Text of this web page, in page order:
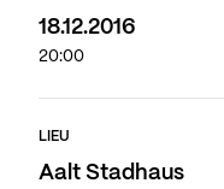
18.12.2016
20:00
LIEU
Aalt Stadhaus